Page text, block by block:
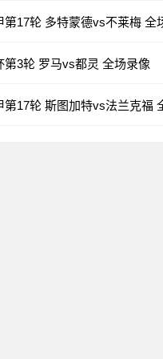
第17轮 多特蒙德vs不莱梅 全
第3轮 罗马vs都灵 全场录像
第17轮 斯图加特vs法兰克福